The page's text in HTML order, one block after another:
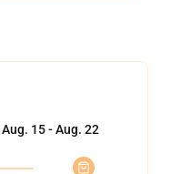
Aug. 15 - Aug. 22